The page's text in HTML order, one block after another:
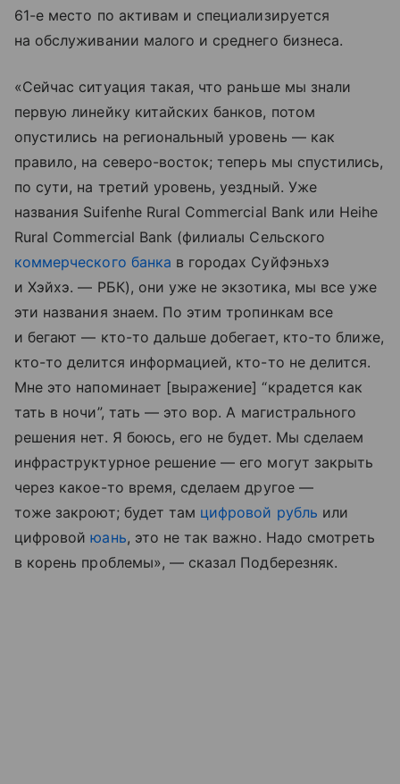
61-е место по активам и специализируется
на обслуживании малого и среднего бизнеса.
«Сейчас ситуация такая, что раньше мы знали
первую линейку китайских банков, потом
опустились на региональный уровень — как
правило, на северо-восток; теперь мы спустились,
по сути, на третий уровень, уездный. Уже
названия Suifenhe Rural Commercial Bank или Heihe
Rural Commercial Bank (филиалы Сельского
коммерческого банка в городах Суйфэньхэ
и Хэйхэ. — РБК), они уже не экзотика, мы все уже
эти названия знаем. По этим тропинкам все
и бегают — кто-то дальше добегает, кто-то ближе,
кто-то делится информацией, кто-то не делится.
Мне это напоминает [выражение] “крадется как
тать в ночи”, тать — это вор. А магистрального
решения нет. Я боюсь, его не будет. Мы сделаем
инфраструктурное решение — его могут закрыть
через какое-то время, сделаем другое —
тоже закроют; будет там цифровой рубль или
цифровойюань, это не так важно. Надо смотреть
в корень проблемы», — сказал Подберезняк.